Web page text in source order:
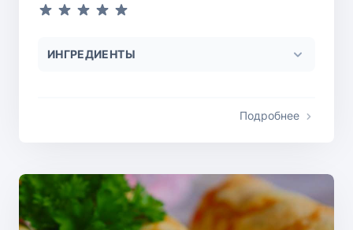
ИНГРЕДИЕНТЫ
Подробнее